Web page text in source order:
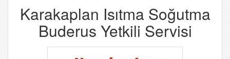
Karakaplan Isıtma Soğutma
Buderus Yetkili Servisi